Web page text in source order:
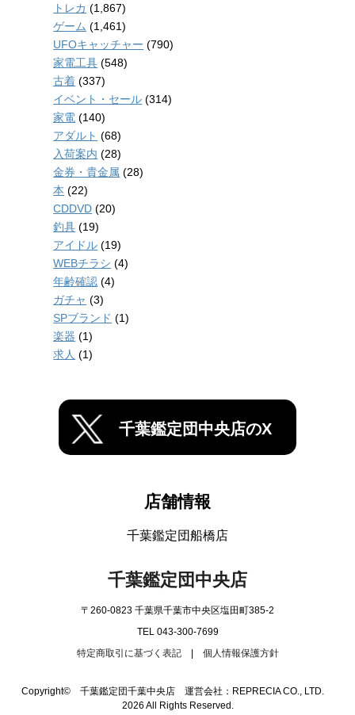
トレカ (1,867)
ゲーム (1,461)
UFOキャッチャー (790)
家電工具 (548)
古着 (337)
イベント・セール (314)
家電 (140)
アダルト (68)
入荷案内 (28)
金券・貴金属 (28)
本 (22)
CDDVD (20)
釣具 (19)
アイドル (19)
WEBチラシ (4)
年齢確認 (4)
ガチャ (3)
SPブランド (1)
楽器 (1)
求人 (1)
千葉鑑定団中央店のX
店舗情報
千葉鑑定団船橋店
千葉鑑定団中央店
〒260-0823 千葉県千葉市中央区塩田町385-2
TEL 043-300-7699
特定商取引に基づく表記| 個人情報保護方針
Copyright© 千葉鑑定団千葉中央店 運営会社：REPRECIA CO., LTD.
2026 All Rights Reserved.